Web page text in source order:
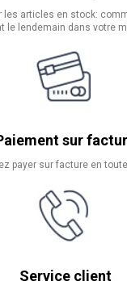
les articles en stock:
le lendemain dans votre
sur
payer sur facture en
Service client